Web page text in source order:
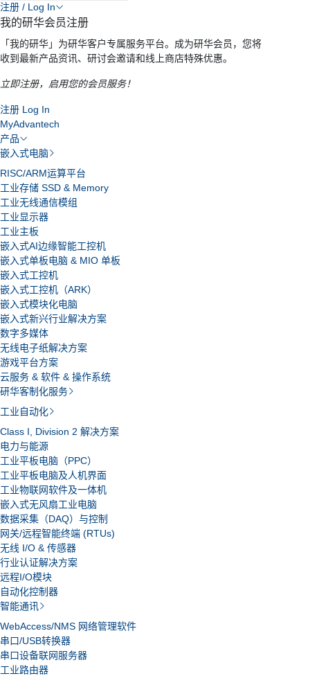
注册 / Log In
我的研华会员注册
「我的研华」为研华客户专属服务平台。成为研华会员，您将
收到最新产品资讯、研讨会邀请和线上商店特殊优惠。
立即注册，启用您的会员服务！
注册 Log In
MyAdvantech
产品
嵌入式电脑
RISC/ARM运算平台
工业存储 SSD & Memory
工业无线通信模组
工业显示器
工业主板
嵌入式AI边缘智能工控机
嵌入式单板电脑 & MIO 单板
嵌入式工控机
嵌入式工控机（ARK）
嵌入式模块化电脑
嵌入式新兴行业解决方案
数字多媒体
无线电子纸解决方案
游戏平台方案
云服务 & 软件 & 操作系统
研华客制化服务
工业自动化
Class I, Division 2 解决方案
电力与能源
工业平板电脑（PPC）
工业平板电脑及人机界面
工业物联网软件及一体机
嵌入式无风扇工业电脑
数据采集（DAQ）与控制
网关/远程智能终端 (RTUs)
无线 I/O & 传感器
行业认证解决方案
远程I/O模块
自动化控制器
智能通讯
WebAccess/NMS 网络管理软件
串口/USB转换器
串口设备联网服务器
工业路由器